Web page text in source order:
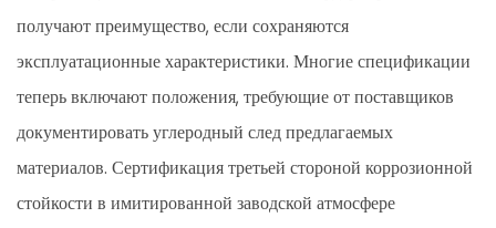
получают преимущество, если сохраняются
эксплуатационные характеристики. Многие спецификации
теперь включают положения, требующие от поставщиков
документировать углеродный след предлагаемых
материалов. Сертификация третьей стороной коррозионной
стойкости в имитированной заводской атмосфере